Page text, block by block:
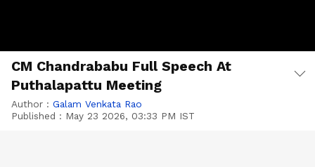
CM Chandrababu Full Speech At
Puthalapattu Meeting
Author : Galam Venkata Rao
Published : May 23 2026, 03:33 PM IST